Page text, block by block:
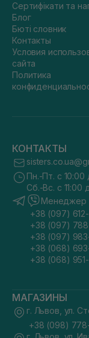
Сертифікати та
Блог
Бюті словник
Контакты
Условия
сайта
Политика
КОНТАКТЫ
Пн.-Пт. с 10:00
Сб.-Вс. с 11:00
Менеджер
+38 (097)
+38 (097)
+38 (097)
+38 (068)
+38 (068)
МАГАЗИНЫ
г. Львов, ул.
+38 (098)